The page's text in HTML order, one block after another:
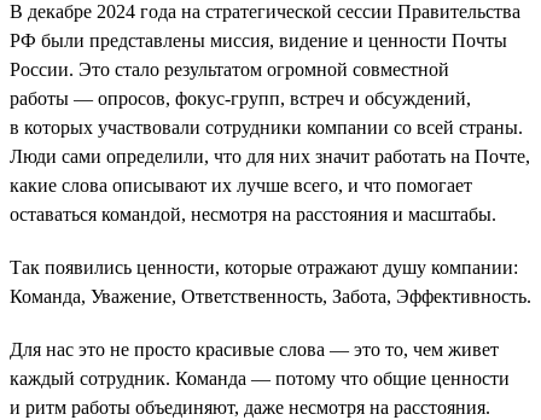
В декабре 2024 года на стратегической сессии Правительства
РФ были представлены миссия, видение и ценности Почты
России. Это стало результатом огромной совместной
работы — опросов, фокус-групп, встреч и обсуждений,
в которых участвовали сотрудники компании со всей страны.
Люди сами определили, что для них значит работать на Почте,
какие слова описывают их лучше всего, и что помогает
оставаться командой, несмотря на расстояния и масштабы.
Так появились ценности, которые отражают душу компании:
Команда, Уважение, Ответственность, Забота, Эффективность.
Для нас это не просто красивые слова — это то, чем живет
каждый сотрудник. Команда — потому что общие ценности
и ритм работы объединяют, даже несмотря на расстояния.